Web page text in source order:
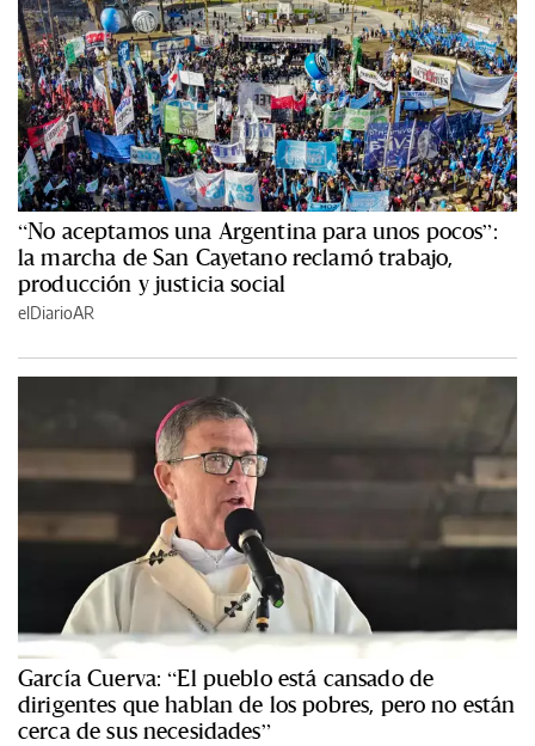
“No aceptamos una Argentina para unos pocos”:
la marcha de San Cayetano reclamó trabajo,
producción y justicia social
elDiarioAR
García Cuerva: “El pueblo está cansado de
dirigentes que hablan de los pobres, pero no están
cerca de sus necesidades”